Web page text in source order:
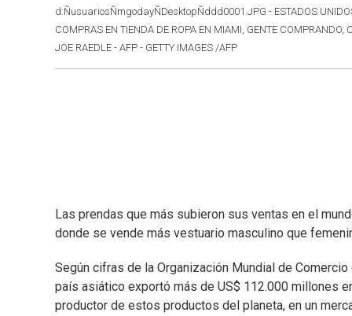
d:ÑusuariosÑmgodayÑDesktopÑddd0001.JPG - ESTADOS
COMPRAS EN TIENDA DE ROPA EN MIAMI, GENTE
JOE RAEDLE - AFP - GETTY IMAGES /AFP
Las prendas que más subieron sus ventas en el
donde se vende más vestuario masculino que
Según cifras de la Organización Mundial de
país asiático exportó más de US$ 112.000 millones
productor de estos productos del planeta, en un